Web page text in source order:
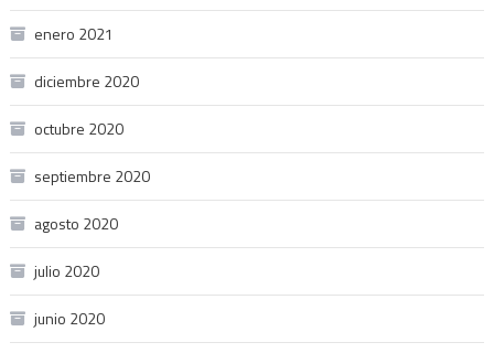
enero 2021
diciembre 2020
octubre 2020
septiembre 2020
agosto 2020
julio 2020
junio 2020